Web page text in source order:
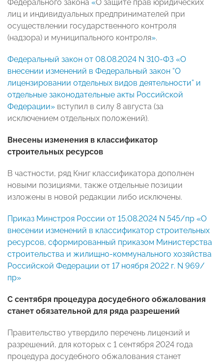
Федерального закона «О защите прав юридических
лиц и индивидуальных предпринимателей при
осуществлении государственного контроля
(надзора) и муниципального контроля».
Федеральный закон от 08.08.2024 N 310-ФЗ «О
внесении изменений в Федеральный закон “О
лицензировании отдельных видов деятельности” и
отдельные законодательные акты Российской
Федерации» вступил в силу 8 августа (за
исключением отдельных положений).
Внесены изменения в классификатор
строительных ресурсов
В частности, ряд Книг классификатора дополнен
новыми позициями, также отдельные позиции
изложены в новой редакции либо исключены.
Приказ Минстроя России от 15.08.2024 N 545/пр «О
внесении изменений в классификатор строительных
ресурсов, сформированный приказом Министерства
строительства и жилищно-коммунального хозяйства
Российской Федерации от 17 ноября 2022 г. N 969/
пр»
С сентября процедура досудебного обжалования
станет обязательной для ряда разрешений
Правительство утвердило перечень лицензий и
разрешений, для которых с 1 сентября 2024 года
процедура досудебного обжалования станет